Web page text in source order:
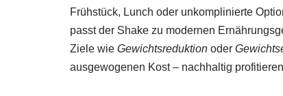
Frühstück, Lunch oder unkomplinierte
passt der Shake zu modernen
Ziele wie Gewichtsreduktion oder
ausgewogenen Kost – nachhaltig